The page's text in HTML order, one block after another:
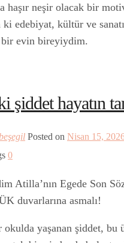
haşır neşir olacak bir
ki edebiyat, kültür ve
bir evin bireyiydim.
şiddet hayatın
Posted on Nisan 15,
0
Atilla’nın Egede Son
duvarlarına asmalı!
okulda yaşanan şiddet, bu